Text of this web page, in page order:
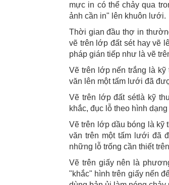
mực in có thể chảy qua
ảnh cần in" lên khuôn lưới.
Thời gian đầu thợ in
vẽ trên lớp đất sét hay vẽ
pháp gián tiếp như là vẽ
Vẽ trên lớp nến trắng là
văn lên một tấm lưới đã
Vẽ trên lớp đất sétlà kỹ
khắc, đục lỗ theo hình
Vẽ trên lớp dầu bóng là kỹ
văn trên một tấm lưới đã
những lỗ trống cần thiết
Vẽ trên giấy nên là
"khắc" hình trên giấy nến